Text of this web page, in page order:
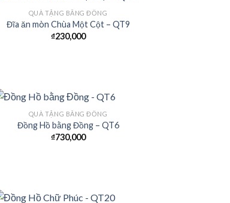
QUÀ TẶNG BẰNG ĐỒNG
Đĩa ăn mòn Chùa Một Cột – QT9
₫230,000
QUÀ TẶNG BẰNG ĐỒNG
Đồng Hồ bằng Đồng – QT6
₫730,000